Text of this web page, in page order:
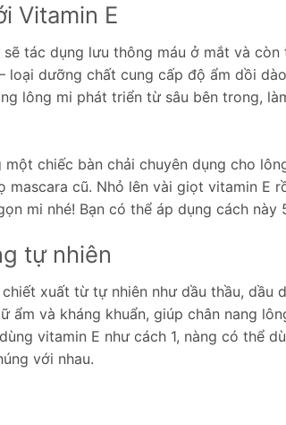
Vitamin E
sẽ tác dụng lưu thông máu ở mắt và
loại dưỡng chất cung cấp độ ẩm dồi
lông mi phát triển từ sâu bên trong,
một chiếc bàn chải chuyên dụng cho
mascara cũ. Nhỏ lên vài giọt vitamin E
mi nhé! Bạn có thể áp dụng cách này
tự nhiên
xuất từ tự nhiên như dầu thầu, dầu
ẩm và kháng khuẩn, giúp chân nang
vitamin E như cách 1, nàng có thể
với nhau.